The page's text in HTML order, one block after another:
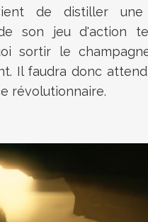
de distiller
son jeu d'action
sortir le
Il faudra donc
révolutionnaire.